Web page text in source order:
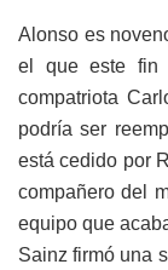
Alonso es
el que este fin
compatriota
podría ser
está cedido por
compañero del
equipo que
Sainz firmó una